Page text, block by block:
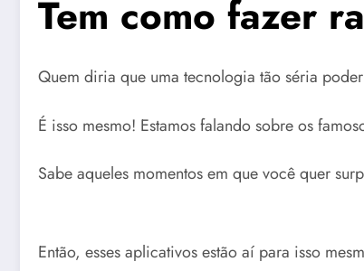
Tem como fazer
Quem diria que uma tecnologia tão séria
É isso mesmo! Estamos falando sobre os
Sabe aqueles momentos em que você quer
Então, esses aplicativos estão aí para isso